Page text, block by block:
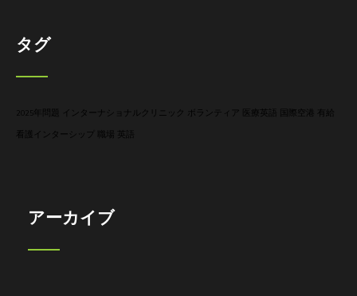
タグ
2025年問題 インターナショナルクリニック ボランティア 医療英語 国際空港
有給
看護インターシップ
職場 英語
アーカイブ